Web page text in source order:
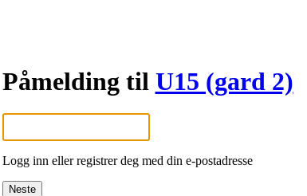
Påmelding til U15 (gard 2)
Logg inn eller registrer deg med din e-postadresse
Neste